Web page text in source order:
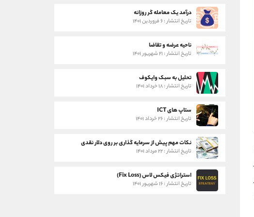
درآمد یک معامله گر روزانه
تاریخ انتشار : ۶ فروردین ۱۴۰۱
ناحیه عرضه و تقاضا
تاریخ انتشار : ۲۱ شهریور ۱۴۰۱
تحلیل به سبک وایکوف
تاریخ انتشار : ۱۸ خرداد ۱۴۰۱
ستاپ های ICT
تاریخ انتشار : ۲۶ خرداد ۱۴۰۱
نکات مهم پیش از سرمایه گذاری بر روی دلار نقدی
تاریخ انتشار : ۲۲ مرداد ۱۴۰۱
استراتژی فیکس لاس (Fix Loss)
تاریخ انتشار : ۱۶ شهریور ۱۴۰۱